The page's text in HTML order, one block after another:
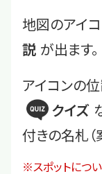
地図のアイ
説 が出ます。
アイコンの
クイズ
付きの名札（
※スポットにつ